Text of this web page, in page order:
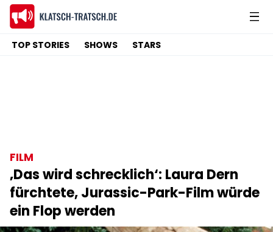
TOP STORIES SHOWS STARS
FILM
‚Das wird schrecklich‘: Laura Dern
fürchtete, Jurassic-Park-Film würde
ein Flop werden